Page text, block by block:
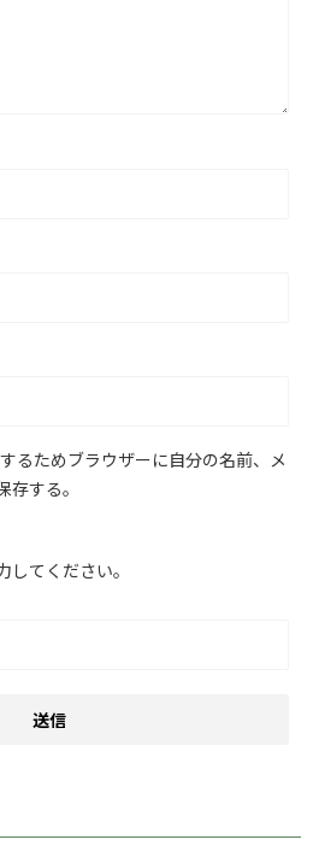
るためブラウザーに自分の名前、メ
する。
してください。